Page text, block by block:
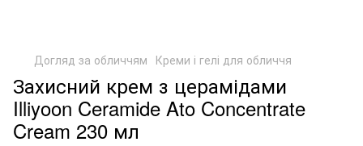
Догляд за обличчям Креми і гелі для обличчя
Захисний крем з церамідами
Illiyoon Ceramide Ato Concentrate
Cream 230 мл